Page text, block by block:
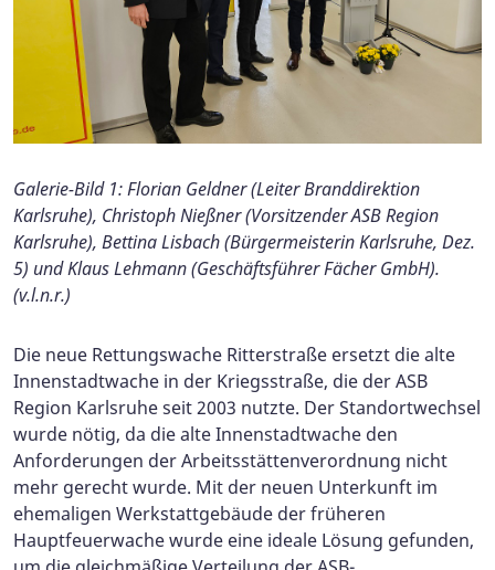
Galerie-Bild 1: Florian Geldner (Leiter Branddirektion
Karlsruhe), Christoph Nießner (Vorsitzender ASB Region
Karlsruhe), Bettina Lisbach (Bürgermeisterin Karlsruhe, Dez.
5) und Klaus Lehmann (Geschäftsführer Fächer GmbH).
(v.l.n.r.)
Die neue Rettungswache Ritterstraße ersetzt die alte
Innenstadtwache in der Kriegsstraße, die der ASB
Region Karlsruhe seit 2003 nutzte. Der Standortwechsel
wurde nötig, da die alte Innenstadtwache den
Anforderungen der Arbeitsstättenverordnung nicht
mehr gerecht wurde. Mit der neuen Unterkunft im
ehemaligen Werkstattgebäude der früheren
Hauptfeuerwache wurde eine ideale Lösung gefunden,